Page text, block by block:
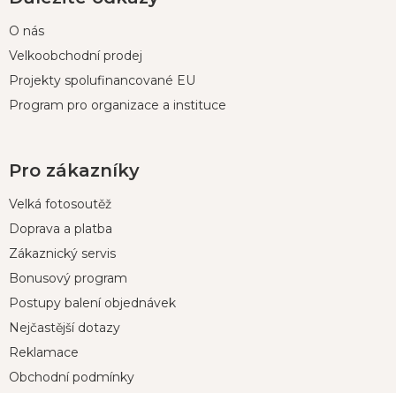
O nás
Velkoobchodní prodej
Projekty spolufinancované EU
Program pro organizace a instituce
Pro zákazníky
Velká fotosoutěž
Doprava a platba
Zákaznický servis
Bonusový program
Postupy balení objednávek
Nejčastější dotazy
Reklamace
Obchodní podmínky